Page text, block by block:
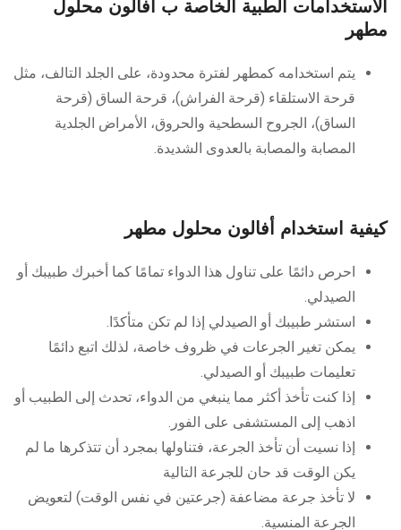
الاستخدامات الطبية الخاصة ب أفالون محلول
مطهر
يتم استخدامه كمطهر لفترة محدودة، على الجلد التالف، مثل
قرحة الاستلقاء (قرحة الفراش)، قرحة الساق (قرحة
الساق)، الجروح السطحية والحروق، الأمراض الجلدية
المصابة والمصابة بالعدوى الشديدة.
كيفية استخدام أفالون محلول مطهر
احرص دائمًا على تناول هذا الدواء تمامًا كما أخبرك طبيبك أو
الصيدلي.
استشر طبيبك أو الصيدلي إذا لم تكن متأكدًا.
يمكن تغير الجرعات في ظروف خاصة، لذلك اتبع دائمًا
تعليمات طبيبك أو الصيدلي.
إذا كنت تأخذ أكثر مما ينبغي من الدواء، تحدث إلى الطبيب أو
اذهب إلى المستشفى على الفور.
إذا نسيت أن تأخذ الجرعة، فتناولها بمجرد أن تتذكرها ما لم
يكن الوقت قد حان للجرعة التالية
لا تأخذ جرعة مضاعفة (جرعتين في نفس الوقت) لتعويض
الجرعة المنسية.